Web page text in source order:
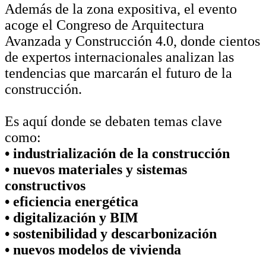
Además de la zona expositiva, el evento
acoge el Congreso de Arquitectura
Avanzada y Construcción 4.0, donde cientos
de expertos internacionales analizan las
tendencias que marcarán el futuro de la
construcción.
Es aquí donde se debaten temas clave
como:
• industrialización de la construcción
• nuevos materiales y sistemas
constructivos
• eficiencia energética
• digitalización y BIM
• sostenibilidad y descarbonización
• nuevos modelos de vivienda